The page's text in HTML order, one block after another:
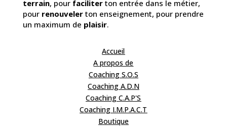
terrain, pour faciliterton entrée dans le métier,
pour renouvelerton enseignement, pour prendre
un maximum de plaisir.
Accueil
A propos de
Coaching S.O.S
Coaching A.D.N
Coaching C.A.P'S
Coaching I.M.P.A.C.T
Boutique